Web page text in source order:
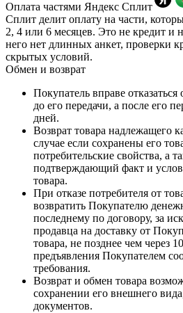
Оплата частями Яндекс Сплит
Сплит делит оплату на части,
2, 4 или 6 месяцев. Это не кредит и
него нет длинных анкет, проверки
скрытых условий.
Обмен и возврат
Покупатель вправе
до его передачи, а после его
дней.
Возврат товара надлежащего
случае если сохранены его
потребительские свойства, а
подтверждающий факт и
товара.
При отказе потребителя от
возвратить Покупателю
последнему по договору, за
продавца на доставку от
товара, не позднее чем через
предъявления Покупателем
требования.
Возврат и обмен товара
сохранении его внешнего
документов.